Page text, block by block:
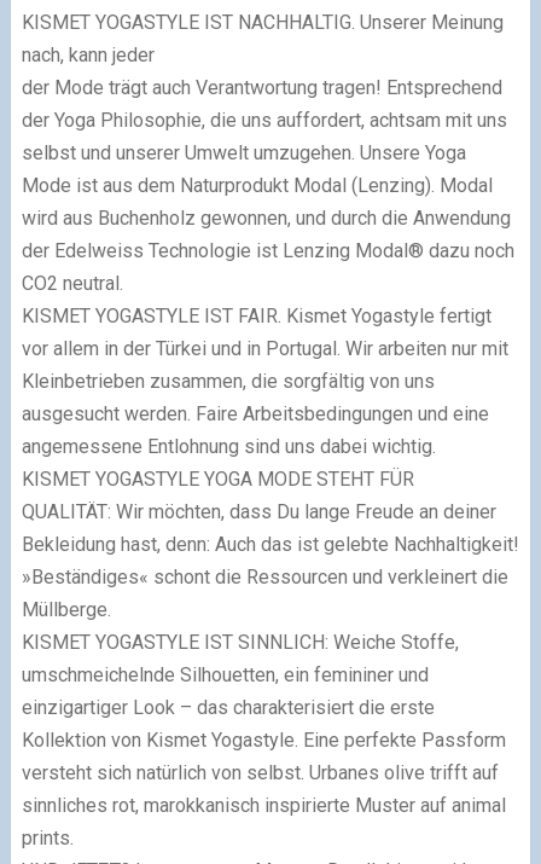
KISMET YOGASTYLE IST NACHHALTIG. Unserer Meinung
nach, kann jeder
der Mode trägt auch Verantwortung tragen! Entsprechend
der Yoga Philosophie, die uns auffordert, achtsam mit uns
selbst und unserer Umwelt umzugehen. Unsere Yoga
Mode ist aus dem Naturprodukt Modal (Lenzing). Modal
wird aus Buchenholz gewonnen, und durch die Anwendung
der Edelweiss Technologie ist Lenzing Modal® dazu noch
CO2 neutral.
KISMET YOGASTYLE IST FAIR. Kismet Yogastyle fertigt
vor allem in der Türkei und in Portugal. Wir arbeiten nur mit
Kleinbetrieben zusammen, die sorgfältig von uns
ausgesucht werden. Faire Arbeitsbedingungen und eine
angemessene Entlohnung sind uns dabei wichtig.
KISMET YOGASTYLE YOGA MODE STEHT FÜR
QUALITÄT: Wir möchten, dass Du lange Freude an deiner
Bekleidung hast, denn: Auch das ist gelebte Nachhaltigkeit!
»Beständiges« schont die Ressourcen und verkleinert die
Müllberge.
KISMET YOGASTYLE IST SINNLICH: Weiche Stoffe,
umschmeichelnde Silhouetten, ein femininer und
einzigartiger Look – das charakterisiert die erste
Kollektion von Kismet Yogastyle. Eine perfekte Passform
versteht sich natürlich von selbst. Urbanes olive trifft auf
sinnliches rot, marokkanisch inspirierte Muster auf animal
prints.